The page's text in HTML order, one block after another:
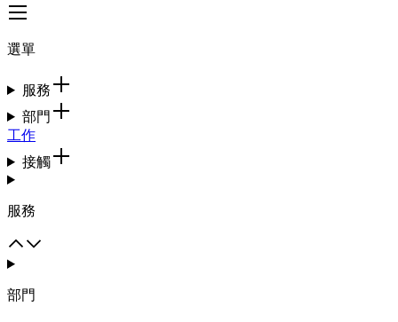
選單
服務
部門
工作
接觸
服務
部門